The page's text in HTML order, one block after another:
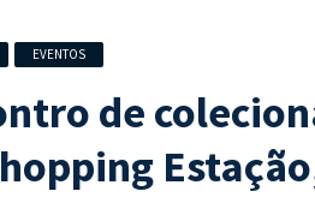
EVENTOS
de